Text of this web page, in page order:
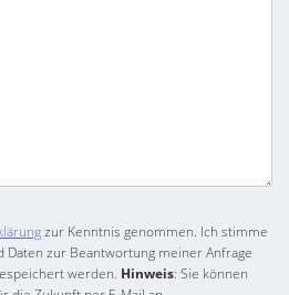
zur Kenntnis genommen. Ich stimme
Daten zur Beantwortung meiner Anfrage
werden. Hinweis: Sie können